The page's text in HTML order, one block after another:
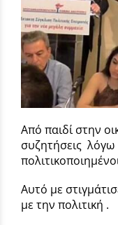
Από παιδί στην
συζητήσεις λόγω
Αυτό με
με την πολιτική .